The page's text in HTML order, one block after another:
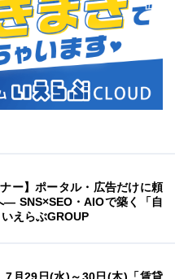
ー】ポータル・広告だけに頼
― SNS×SEO・AIOで築く「自
えらぶGROUP
7月29日(水)～30日(木)「賃貸